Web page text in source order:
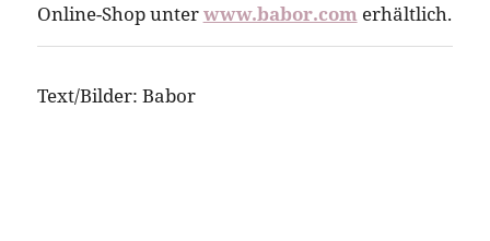
Online-Shop unterwww.babor.comerhältlich.
Text/Bilder: Babor